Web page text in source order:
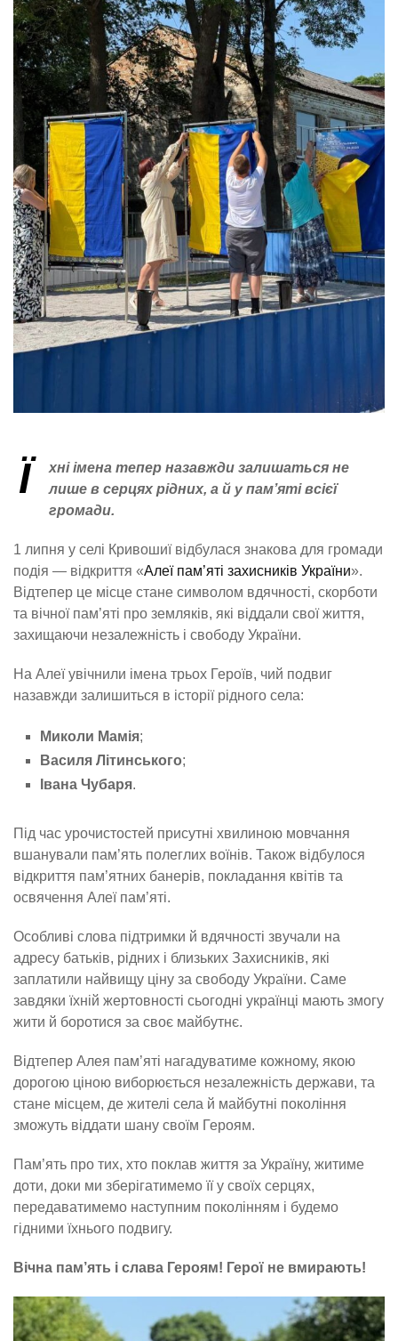
Ї
хні імена тепер назавжди залишаться не
лише в серцях рідних, а й у пам’яті всієї
громади.
1 липня у селі Кривошиї відбулася знакова для громади
подія — відкриття «Алеї пам’яті захисників України».
Відтепер це місце стане символом вдячності, скорботи
та вічної пам’яті про земляків, які віддали свої життя,
захищаючи незалежність і свободу України.
На Алеї увічнили імена трьох Героїв, чий подвиг
назавжди залишиться в історії рідного села:
Миколи Мамія;
Василя Літинського;
Івана Чубаря.
Під час урочистостей присутні хвилиною мовчання
вшанували пам’ять полеглих воїнів. Також відбулося
відкриття пам’ятних банерів, покладання квітів та
освячення Алеї пам’яті.
Особливі слова підтримки й вдячності звучали на
адресу батьків, рідних і близьких Захисників, які
заплатили найвищу ціну за свободу України. Саме
завдяки їхній жертовності сьогодні українці мають змогу
жити й боротися за своє майбутнє.
Відтепер Алея пам’яті нагадуватиме кожному, якою
дорогою ціною виборюється незалежність держави, та
стане місцем, де жителі села й майбутні покоління
зможуть віддати шану своїм Героям.
Пам’ять про тих, хто поклав життя за Україну, житиме
доти, доки ми зберігатимемо її у своїх серцях,
передаватимемо наступним поколінням і будемо
гідними їхнього подвигу.
Вічна пам’ять і слава Героям! Герої не вмирають!